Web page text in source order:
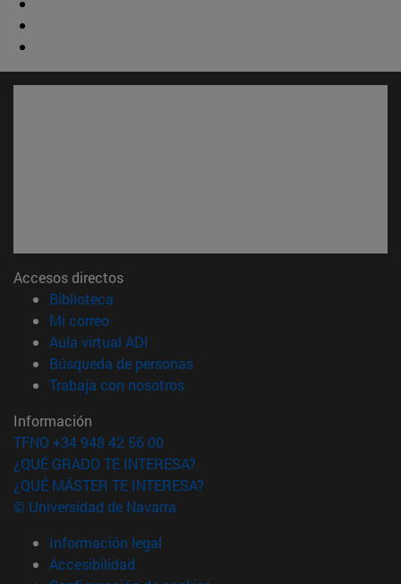
Accesos directos
Biblioteca
Mi correo(abre en nueva ventana)
Aula virtual ADI
Búsqueda de personas(abre en nueva ventana)
Trabaja con nosotros(abre en nueva ventana)
Información
TFNO +34 948 42 56 00
¿QUÉ GRADO TE INTERESA?
¿QUÉ MÁSTER TE INTERESA?
© Universidad de Navarra
Información legal
Accesibilidad